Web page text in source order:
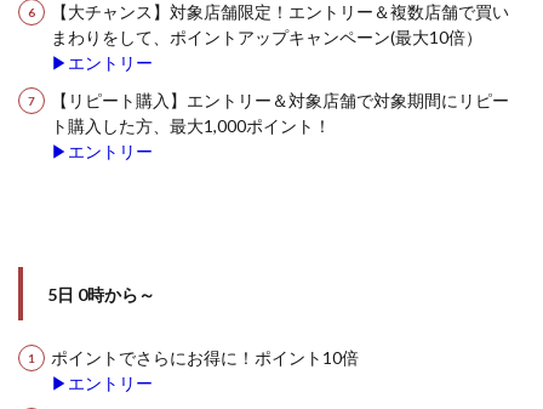
【大チャンス】対象店舗限定！エントリー＆複数店舗で買い
まわりをして、ポイントアップキャンペーン(最大10倍）
▶エントリー
【リピート購入】エントリー＆対象店舗で対象期間にリピー
ト購入した方、最大1,000ポイント！
▶エントリー
5日 0時から～
ポイントでさらにお得に！ポイント10倍
▶エントリー